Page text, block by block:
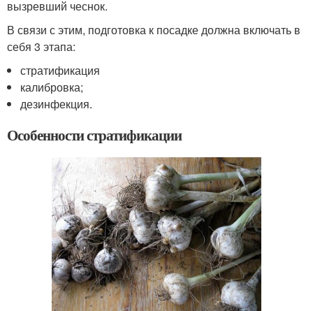
вызревший чеснок.
В связи с этим, подготовка к посадке должна включать в
себя 3 этапа:
стратификация
калибровка;
дезинфекция.
Особенности стратификации